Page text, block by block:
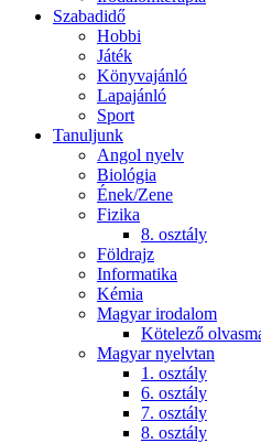
Szabadidő
Hobbi
Játék
Könyvajánló
Lapajánló
Sport
Tanuljunk
Angol nyelv
Biológia
Ének/Zene
Fizika
8. osztály
Földrajz
Informatika
Kémia
Magyar irodalom
Kötelező
Magyar nyelvtan
1. osztály
6. osztály
7. osztály
8. osztály